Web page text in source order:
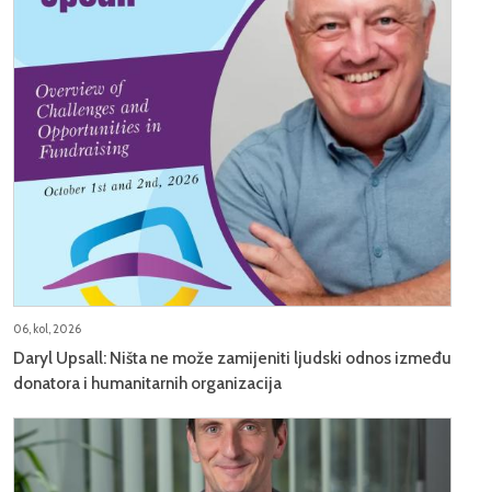
06, kol, 2026
Daryl Upsall: Ništa ne može zamijeniti ljudski odnos između
donatora i humanitarnih organizacija